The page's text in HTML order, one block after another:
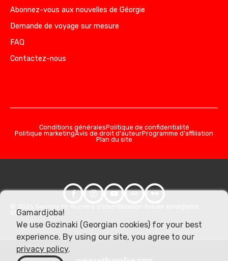
Abonnez-vous aux nouvelles de Géorgie
Demande de voyage sur mesure
FAQ
Contactez-nous
Conditions généralesPolitique de confidentialité
Politique marketingAvis de droit d'auteurProgramme d'affiliation
Plan du site
406357981
Gamardjoba!
We use Gozinaki (Georgian cookies) for your best
experience. By using our site, you agree to our
privacy policy.